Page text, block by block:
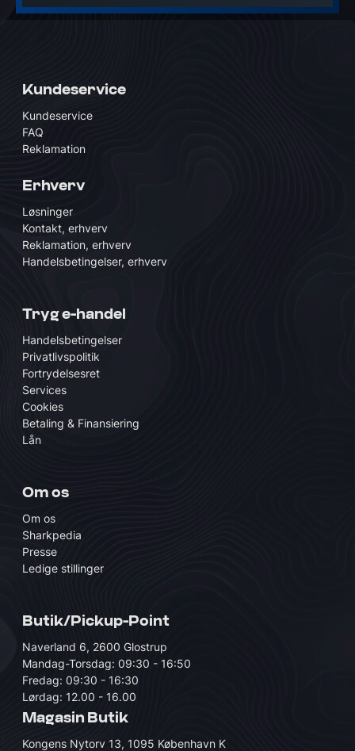
Kundeservice
Kundeservice
FAQ
Reklamation
Erhverv
Løsninger
Kontakt, erhverv
Reklamation, erhverv
Handelsbetingelser, erhverv
Tryg e-handel
Handelsbetingelser
Privatlivspolitik
Fortrydelsesret
Services
Cookies
Betaling & Finansiering
Lån
Om os
Om os
Sharkpedia
Presse
Ledige stillinger
Butik/Pickup-Point
Naverland 6, 2600 Glostrup
Mandag-Torsdag: 09:30 - 16:50
Fredag: 09:30 - 16:30
Lørdag: 12.00 - 16.00
Magasin Butik
Kongens Nytorv 13, 1095 København K